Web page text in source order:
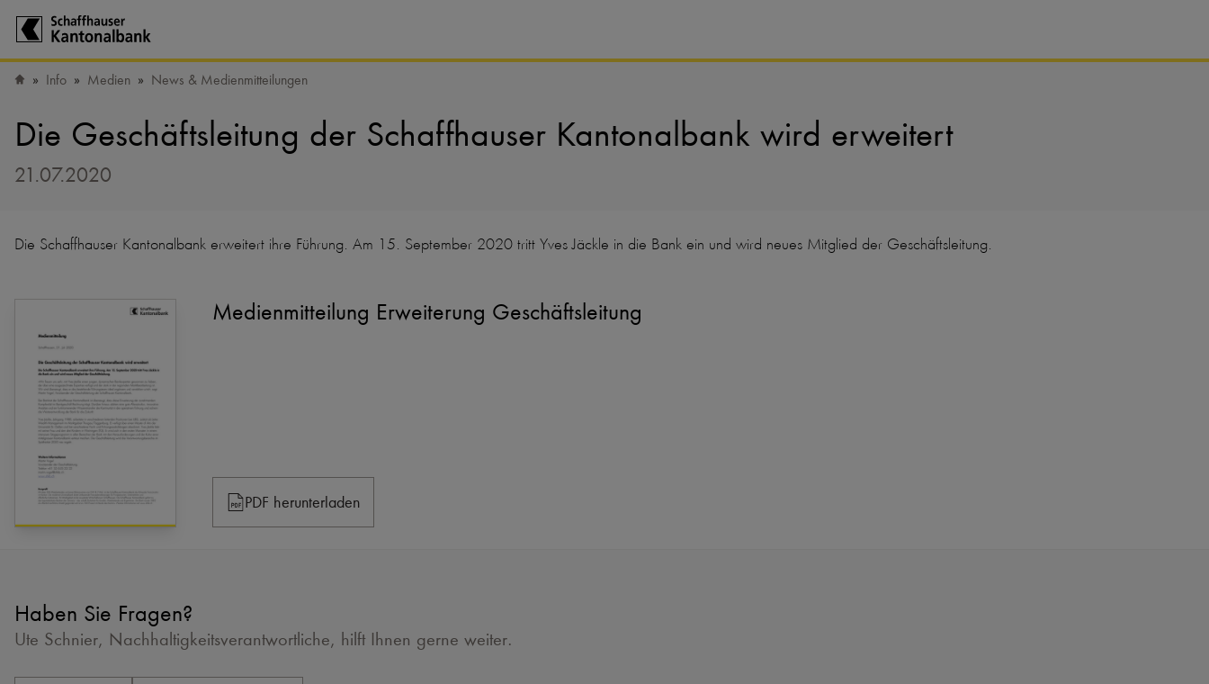
Info Medien News & Medienmitteilungen
Die Geschäftsleitung der Schaffhauser Kantonalbank wird erweitert
21.07.2020
Die Schaffhauser Kantonalbank erweitert ihre Führung. Am 15. September 2020 tritt Yves Jäckle in die Bank ein und wird neues Mitglied der Geschäftsleitung.
Medienmitteilung Erweiterung Geschäftsleitung
PDF herunterladen
Haben Sie Fragen?
Ute Schnier, Nachhaltigkeitsverantwortliche, hilft Ihnen gerne weiter.